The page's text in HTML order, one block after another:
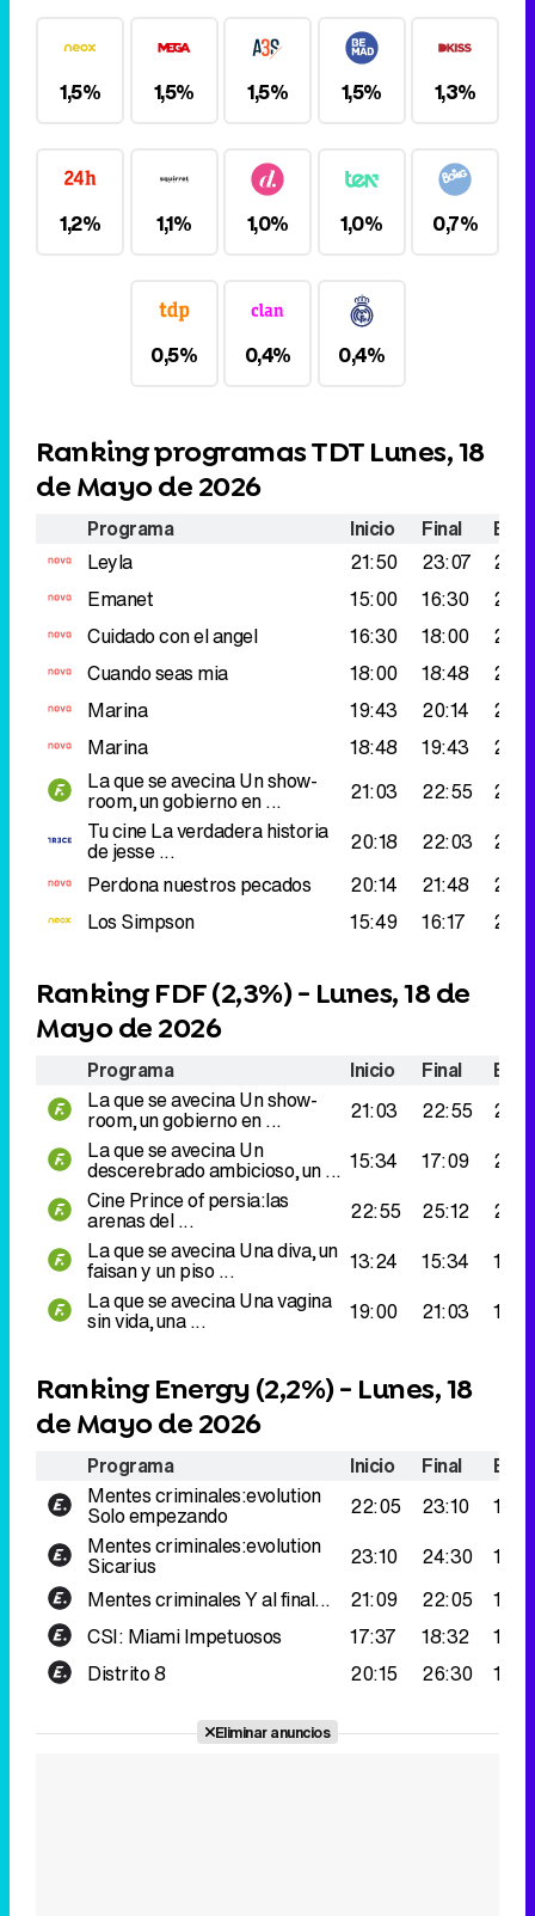
1,5% 1,5% 1,5% 1,5% 1,3%
1,2% 1,1% 1,0% 1,0% 0,7%
0,5% 0,4% 0,4%
Ranking programas TDT Lunes, 18
de Mayo de 2026
Programa Inicio Final
Leyla
21:50 23:07
Emanet
15:00 16:30
Cuidado con el angel
16:30 18:00
Cuando seas mia
18:00 18:48
Marina
19:43 20:14
Marina
18:48 19:43
La que se avecinaUn show-
room,un gobierno en ... 21:03 22:55
Tu cineLa verdadera historia
de jesse ... 20:18 22:03
Perdona nuestros pecados
20:14 21:48
Los Simpson
15:49 16:17
Ranking FDF (2,3%) - Lunes, 18 de
Mayo de 2026
Programa Inicio Final
La que se avecinaUn show-
room,un gobierno en ... 21:03 22:55
La que se avecinaUn
descerebrado ambicioso,un ... 15:34 17:09
CinePrince of persia:las
arenas del ... 22:55 25:12
La que se avecinaUna diva,un
faisan y un piso ... 13:24 15:34
La que se avecinaUna vagina
sin vida,una ... 19:00 21:03
Ranking Energy (2,2%) - Lunes, 18
de Mayo de 2026
Programa Inicio Final
Mentes criminales:evolution
Solo empezando 22:05 23:10
Mentes criminales:evolution
Sicarius 23:10 24:30
Mentes criminalesY al final... 21:09 22:05
CSI: MiamiImpetuosos 17:37 18:32
Distrito 8
20:15 26:30
Eliminar anuncios